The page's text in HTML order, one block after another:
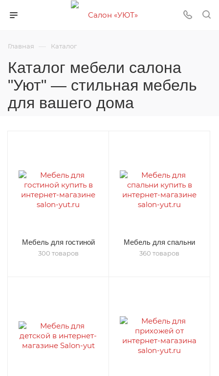
Главная — Каталог
Каталог мебели салона
"Уют" — стильная мебель
для вашего дома
Мебель для гостиной
300 товаров
Мебель для спальни
360 товаров